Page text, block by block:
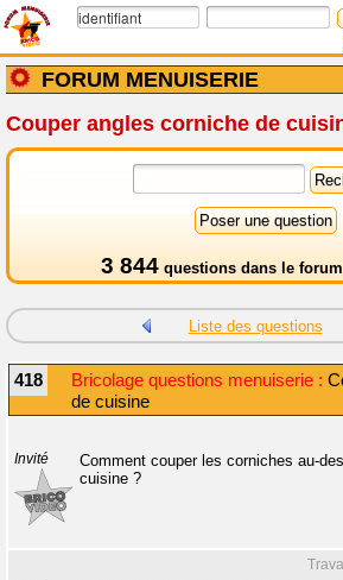
FORUM MENUISERIE
Couper angles corniche de
3 844 questions dans le
Liste des questions
418 Bricolage questions menuiserie :
de cuisine
Invité
Comment couper les corniches au-
cuisine ?